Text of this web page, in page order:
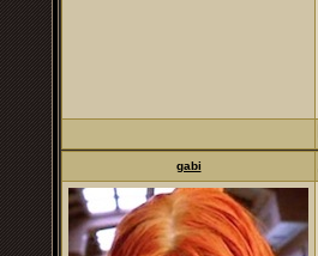
gabi